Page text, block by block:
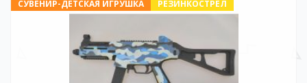
РЕЗИНКОСТРЕЛ
СУВЕНИР-ДЕТСКАЯ ИГРУШКА